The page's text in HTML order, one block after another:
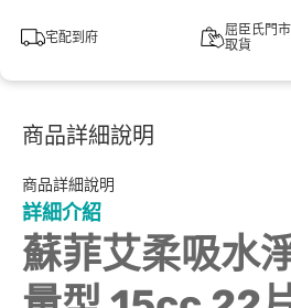
宅配到府
屈臣氏門市
取貨
商品詳細說明
商品詳細說明
詳細介紹
蘇菲艾柔吸水